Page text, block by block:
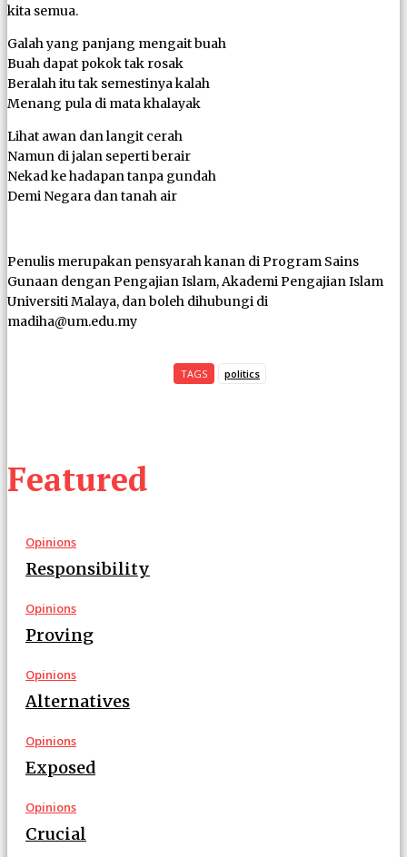
Featured
Opinions
Responsibility
Opinions
Proving
Opinions
Alternatives
Opinions
Exposed
Opinions
Crucial
kita semua.
Galah yang panjang mengait buah
Buah dapat pokok tak rosak
Beralah itu tak semestinya kalah
Menang pula di mata khalayak
Lihat awan dan langit cerah
Namun di jalan seperti berair
Nekad ke hadapan tanpa gundah
Demi Negara dan tanah air
Penulis merupakan pensyarah kanan di Program Sains
Gunaan dengan Pengajian Islam, Akademi Pengajian Islam
Universiti Malaya, dan boleh dihubungi di
madiha@um.edu.my
TAGS politics